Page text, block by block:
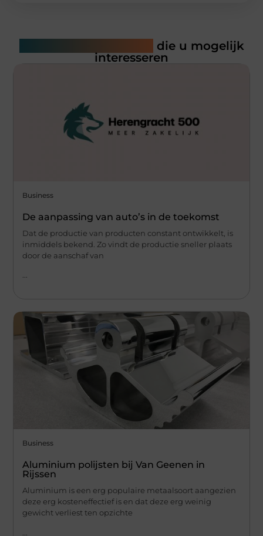
die u mogelijk
interesseren
Business
De aanpassing van auto’s in de toekomst
Dat de productie van producten constant ontwikkelt, is
inmiddels bekend. Zo vindt de productie sneller plaats
door de aanschaf van
...
Business
Aluminium polijsten bij Van Geenen in
Rijssen
Aluminium is een erg populaire metaalsoort aangezien
deze erg kosteneffectief is en dat deze erg weinig
gewicht verliest ten opzichte